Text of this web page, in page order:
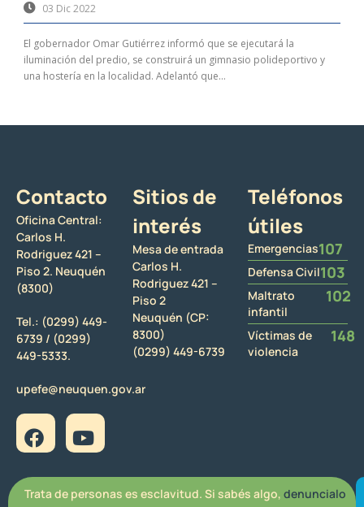
03 Dic 2022
El gobernador Omar Gutiérrez informó que se ejecutará la
iluminación del predio, se construirá un gimnasio polideportivo y
una hostería en la localidad. Adelantó que...
Contacto
Oficina Central:
Carlos H.
Rodriguez 421 –
Piso 2. Neuquén
(8300)
Tel.: (0299) 449-
6739 / (0299)
449-5333.
upefe@neuquen.gov.ar
Sitios de
interés
Mesa de entrada
Carlos H.
Rodriguez 421 –
Piso 2
Neuquén (CP:
8300)
(0299) 449-6739
Teléfonos
útiles
Emergencias107
Defensa Civil103
Maltrato
infantil
102
Víctimas de
violencia
148
Trata de personas es esclavitud. Si sabés algo, denuncialo